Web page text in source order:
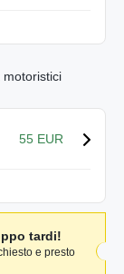
motoristici
55 EUR
tardi!
e presto